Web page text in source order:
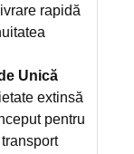
rapidă
Unică
extinsă
pentru